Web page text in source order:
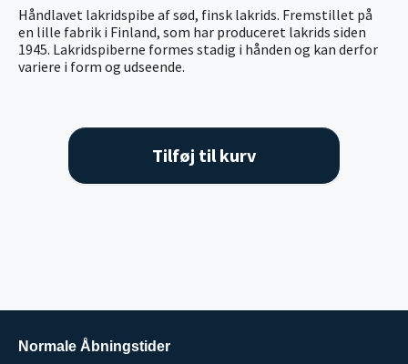
Håndlavet lakridspibe af sød, finsk lakrids. Fremstillet på
en lille fabrik i Finland, som har produceret lakrids siden
1945. Lakridspiberne formes stadig i hånden og kan derfor
variere i form og udseende.
Tilføj til kurv
Normale Åbningstider